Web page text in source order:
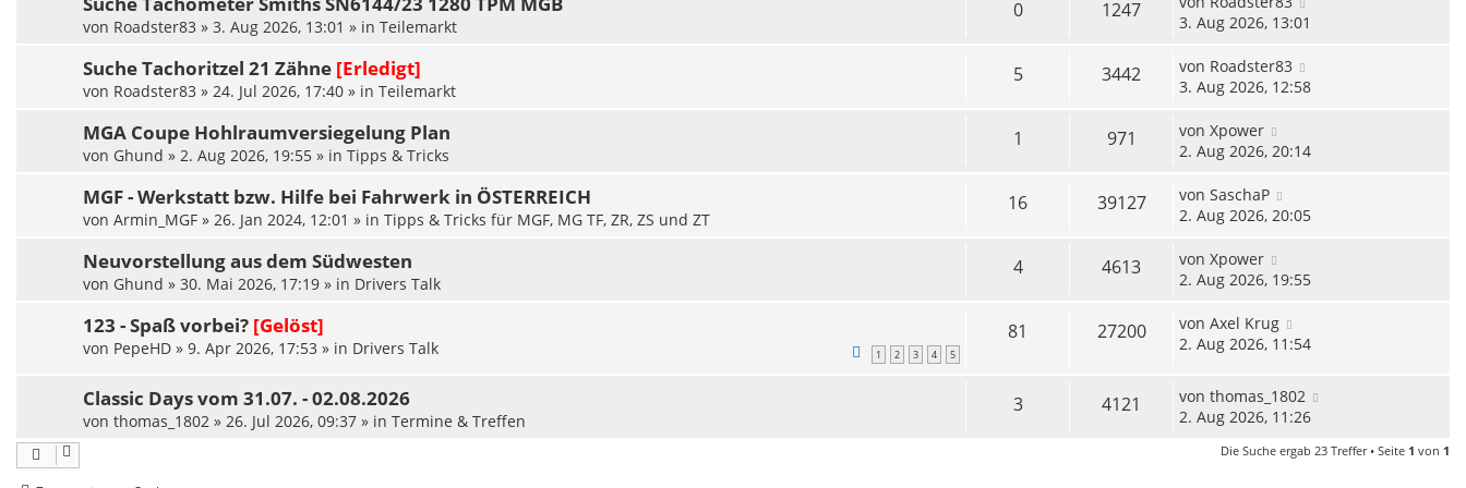
von Roadster83 » 3. Aug 2026, 13:01 » in Teilemarkt
0 1247
3. Aug 2026, 13:01
Suche Tachoritzel 21 Zähne [Erledigt]
von Roadster83 » 24. Jul 2026, 17:40 » in Teilemarkt
5 3442 von Roadster83
3. Aug 2026, 12:58
MGA Coupe Hohlraumversiegelung Plan
von Ghund » 2. Aug 2026, 19:55 » in Tipps & Tricks
1 971 von Xpower
2. Aug 2026, 20:14
MGF - Werkstatt bzw. Hilfe bei Fahrwerk in ÖSTERREICH
von Armin_MGF » 26. Jan 2024, 12:01 » in Tipps & Tricks für MGF, MG TF, ZR, ZS und ZT
16 39127 von SaschaP
2. Aug 2026, 20:05
Neuvorstellung aus dem Südwesten
von Ghund » 30. Mai 2026, 17:19 » in Drivers Talk
4 4613 von Xpower
2. Aug 2026, 19:55
123 - Spaß vorbei? [Gelöst]
von PepeHD » 9. Apr 2026, 17:53 » in Drivers Talk 1 2 3 4 5
81 27200 von Axel Krug
2. Aug 2026, 11:54
Classic Days vom 31.07. - 02.08.2026
von thomas_1802 » 26. Jul 2026, 09:37 » in Termine & Treffen
3 4121 von thomas_1802
2. Aug 2026, 11:26
Die Suche ergab 23 Treffer • Seite 1 von 1